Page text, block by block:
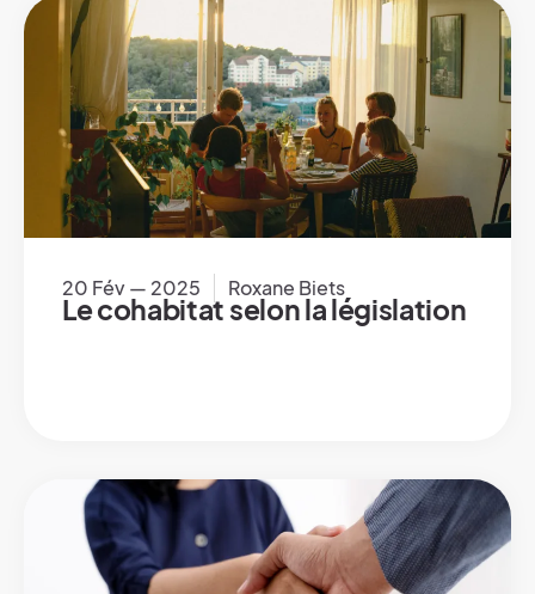
20 Fév — 2025 Roxane Biets
Le cohabitat selon la législation